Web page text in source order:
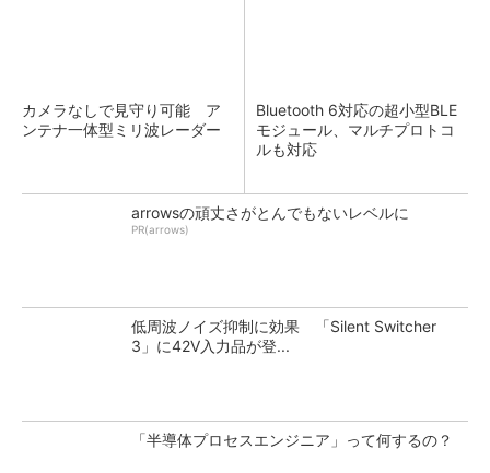
カメラなしで見守り可能 ア
ンテナ一体型ミリ波レーダー
Bluetooth 6対応の超小型BLE
モジュール、マルチプロトコ
ルも対応
arrowsの頑丈さがとんでもないレベルに
PR(arrows)
低周波ノイズ抑制に効果 「Silent Switcher
3」に42V入力品が登...
「半導体プロセスエンジニア」って何するの？